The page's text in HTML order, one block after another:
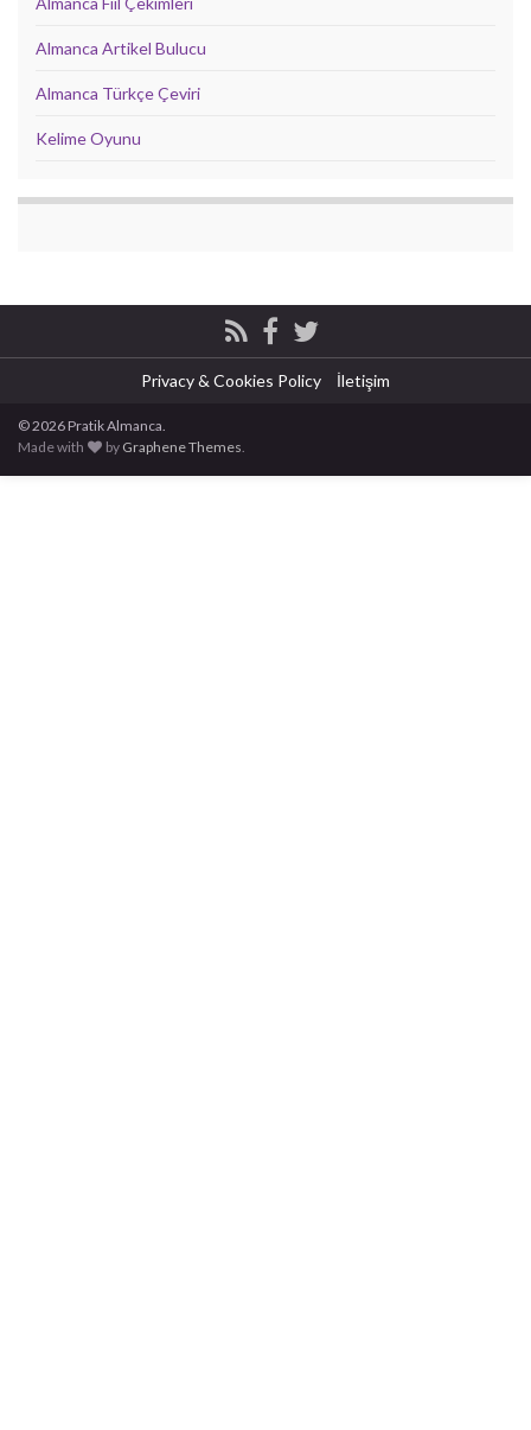
Almanca Artikel Bulucu
Almanca Türkçe Çeviri
Kelime Oyunu
Privacy & Cookies Policy İletişim
© 2026 Pratik Almanca.
Made with
by Graphene Themes.